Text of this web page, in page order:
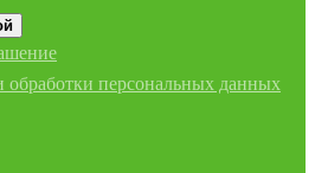
персональных данных